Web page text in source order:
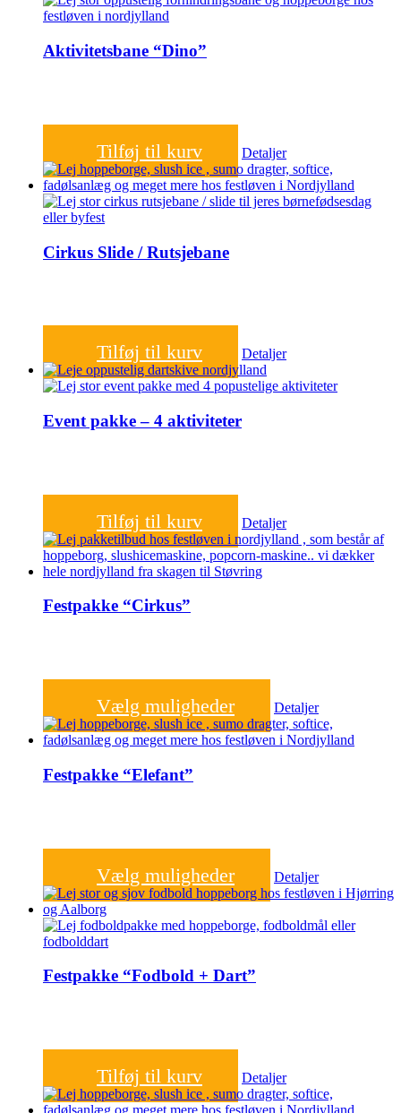
Aktivitetsbane “Dino”
Tilføj til kurv Detaljer
Cirkus Slide / Rutsjebane
Tilføj til kurv Detaljer
Event pakke – 4 aktiviteter
Tilføj til kurv Detaljer
Festpakke “Cirkus”
Vælg muligheder Detaljer
Festpakke “Elefant”
Vælg muligheder Detaljer
Festpakke “Fodbold + Dart”
Tilføj til kurv Detaljer